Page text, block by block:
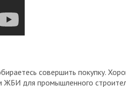
совершить покупку.
для промышленного